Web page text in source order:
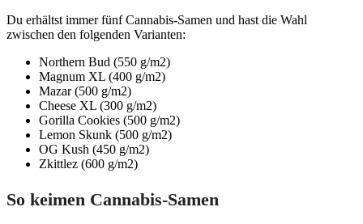
Du erhältst immer fünf Cannabis-Samen und hast die Wahl
zwischen den folgenden Varianten:
Northern Bud (550 g/m2)
Magnum XL (400 g/m2)
Mazar (500 g/m2)
Cheese XL (300 g/m2)
Gorilla Cookies (500 g/m2)
Lemon Skunk (500 g/m2)
OG Kush (450 g/m2)
Zkittlez (600 g/m2)
So keimen Cannabis-Samen